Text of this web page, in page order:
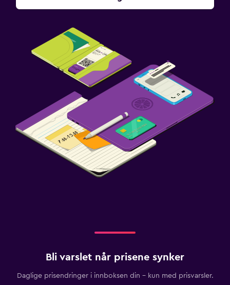
Bli varslet når prisene synker
Daglige prisendringer i innboksen din – kun med prisvarsler.